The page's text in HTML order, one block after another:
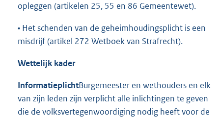
opleggen (artikelen 25, 55 en 86 Gemeentewet).
• Het schenden van de geheimhoudingsplicht is een
misdrijf (artikel 272 Wetboek van Strafrecht).
Wettelijk kader
InformatieplichtBurgemeester en wethouders en elk
van zijn leden zijn verplicht alle inlichtingen te geven
die de volksvertegenwoordiging nodig heeft voor de